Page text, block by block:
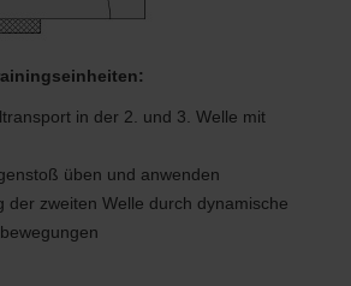
in der 2. und 3. Welle mit
üben und anwenden
der zweiten Welle durch dynamische